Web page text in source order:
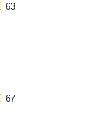
63
67